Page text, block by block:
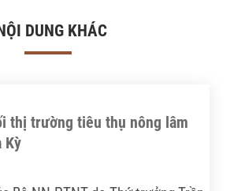
DUNG KHÁC
thị trường tiêu thụ nông lâm
Kỳ